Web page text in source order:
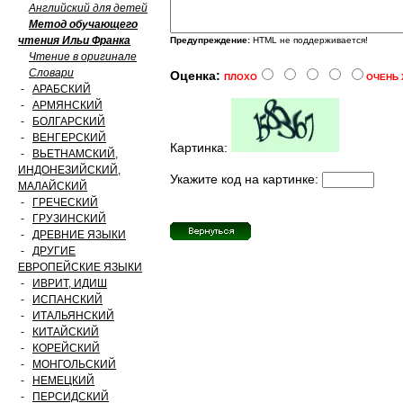
Английский для детей
Метод обучающего
чтения Ильи Франка
Чтение в оригинале
Словари
- АРАБСКИЙ
- АРМЯНСКИЙ
-
БОЛГАРСКИЙ
-
ВЕНГЕРСКИЙ
-
ВЬЕТНАМСКИЙ,
ИНДОНЕЗИЙСКИЙ,
МАЛАЙСКИЙ
-
ГРЕЧЕСКИЙ
-
ГРУЗИНСКИЙ
- ДРЕВНИЕ ЯЗЫКИ
- ДРУГИЕ
ЕВРОПЕЙСКИЕ ЯЗЫКИ
-
ИВРИТ, ИДИШ
-
ИСПАНСКИЙ
-
ИТАЛЬЯНСКИЙ
-
КИТАЙСКИЙ
-
КОРЕЙСКИЙ
-
МОНГОЛЬСКИЙ
-
НЕМЕЦКИЙ
-
ПЕРСИДСКИЙ
Предупреждение: HTML не поддерживается!
Оценка: ПЛОХО ОЧЕНЬ
Картинка:
Укажите код на картинке: